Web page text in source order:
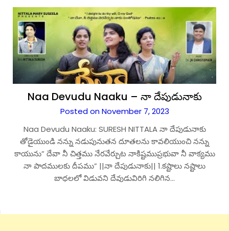
Naa Devudu Naaku – నా దేపుడునాకు
Posted on November 7, 2023
Naa Devudu Naaku: SURESH NITTALA నా దేపుడునాకు
తోడైయుండి నన్ను నడుపునుతన దూతలను కావలియుంచి నన్ను
కాయును” దేవా నీ చిత్తము నేరవేర్చుట నాకిష్టముప్రభువా నీ వాక్యము
నా పాదములకు దీపము” ||నా దేపుడునాకు|| 1.కష్టాలు నష్టాలు
బాధలలో విడువని దేవుడువిరిగి నలిగిన…